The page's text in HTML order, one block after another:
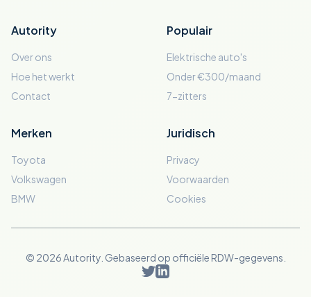
Autority
Over ons
Hoe het werkt
Contact
Populair
Elektrische auto's
Onder €300/maand
7-zitters
Merken
Toyota
Volkswagen
BMW
Juridisch
Privacy
Voorwaarden
Cookies
© 2026 Autority. Gebaseerd op officiële RDW-gegevens.